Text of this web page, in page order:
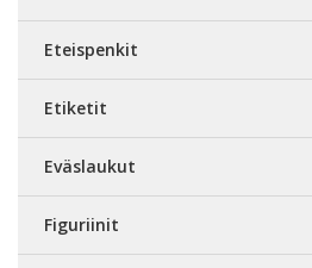
Eteispenkit
Etiketit
Eväslaukut
Figuriinit